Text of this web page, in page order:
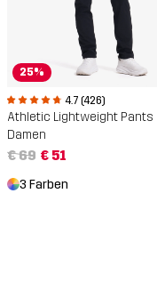
25%
4.7 (426)
Athletic Lightweight Pants
Damen
€ 69 € 51
3 Farben